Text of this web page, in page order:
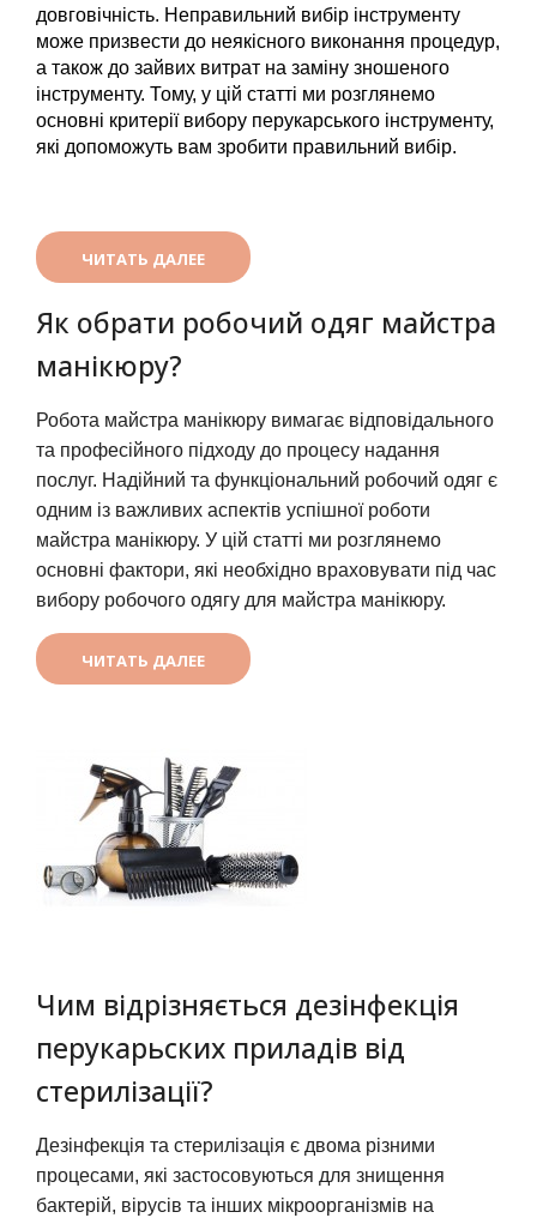
довговічність. Неправильний вибір інструменту
може призвести до неякісного виконання процедур,
а також до зайвих витрат на заміну зношеного
інструменту. Тому, у цій статті ми розглянемо
основні критерії вибору перукарського інструменту,
які допоможуть вам зробити правильний вибір.
ЧИТАТЬ ДАЛЕЕ
Як обрати робочий одяг майстра
манікюру?
Робота майстра манікюру вимагає відповідального
та професійного підходу до процесу надання
послуг. Надійний та функціональний робочий одяг є
одним із важливих аспектів успішної роботи
майстра манікюру. У цій статті ми розглянемо
основні фактори, які необхідно враховувати під час
вибору робочого одягу для майстра манікюру.
ЧИТАТЬ ДАЛЕЕ
Чим відрізняється дезінфекція
перукарьских приладів від
стерилізації?
Дезінфекція та стерилізація є двома різними
процесами, які застосовуються для знищення
бактерій, вірусів та інших мікроорганізмів на